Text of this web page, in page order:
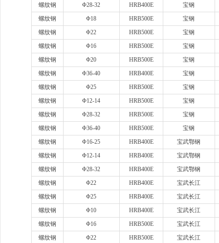
螺纹钢
Φ28-32 HRB400E
宝钢
螺纹钢
Φ18 HRB500E
宝钢
螺纹钢
Φ22 HRB500E
宝钢
螺纹钢
Φ16 HRB500E
宝钢
螺纹钢
Φ20 HRB500E
宝钢
螺纹钢
Φ36-40 HRB400E
宝钢
螺纹钢
Φ25 HRB500E
宝钢
螺纹钢
Φ12-14 HRB500E
宝钢
螺纹钢
Φ28-32 HRB500E
宝钢
螺纹钢
Φ36-40 HRB500E
宝钢
螺纹钢
Φ16-25 HRB400E
宝武鄂钢
螺纹钢
Φ12-14 HRB400E
宝武鄂钢
螺纹钢
Φ28-32 HRB400E
宝武鄂钢
螺纹钢
Φ22 HRB400E
宝武长江
螺纹钢
Φ25 HRB400E
宝武长江
螺纹钢
Φ10 HRB400E
宝武长江
螺纹钢
Φ16 HRB500E
宝武长江
螺纹钢
Φ22 HRB500E
宝武长江